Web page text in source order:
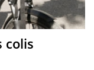
colis